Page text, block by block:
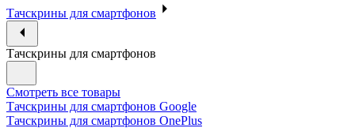
Тачскрины для смартфонов
Тачскрины для смартфонов
Смотреть все товары
Тачскрины для смартфонов Google
Тачскрины для смартфонов OnePlus